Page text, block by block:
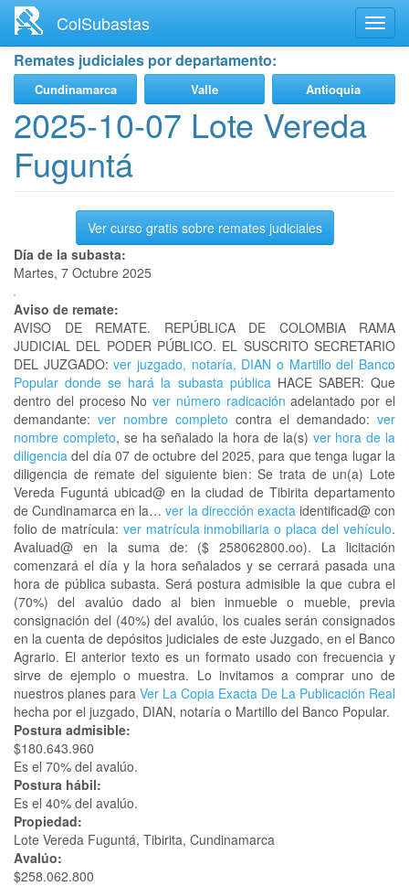
contenido
principal
ColSubastas
Remates judiciales por departamento:
Cundinamarca Valle Antioquia
2025-10-07 Lote Vereda
Fuguntá
Ver curso gratis sobre remates judiciales
Día de la subasta:
Martes, 7 Octubre 2025
Aviso de remate:
AVISO DE REMATE. REPÚBLICA DE COLOMBIA RAMA
JUDICIAL DEL PODER PÚBLICO. EL SUSCRITO SECRETARIO
DEL JUZGADO: ver juzgado, notaría, DIAN o Martillo del Banco
Popular donde se hará la subasta públicaHACE SABER: Que
dentro del proceso Nover número radicación adelantado por el
demandante: ver nombre completo contra el demandado: ver
nombre completo, se ha señalado la hora de la(s) ver hora de la
diligencia del día 07 de octubre del 2025, para que tenga lugar la
diligencia de remate del siguiente bien: Se trata de un(a) Lote
Vereda Fuguntá ubicad@ en la ciudad de Tibirita departamento
de Cundinamarca en la…ver la dirección exactaidentificad@ con
folio de matrícula: ver matrícula inmobiliaria o placa del vehículo.
Avaluad@ en la suma de: ($ 258062800.oo). La licitación
comenzará el día y la hora señalados y se cerrará pasada una
hora de pública subasta. Será postura admisible la que cubra el
(70%) del avalúo dado al bien inmueble o mueble, previa
consignación del (40%) del avalúo, los cuales serán consignados
en la cuenta de depósitos judiciales de este Juzgado, en el Banco
Agrario. El anterior texto es un formato usado con frecuencia y
sirve de ejemplo o muestra. Lo invitamos a comprar uno de
nuestros planes para Ver La Copia Exacta De La Publicación Real
hecha por el juzgado, DIAN, notaría o Martillo del Banco Popular.
Postura admisible:
$180.643.960
Es el 70% del avalúo.
Postura hábil:
Es el 40% del avalúo.
Propiedad:
Lote Vereda Fuguntá, Tibirita, Cundinamarca
Avalúo:
$258.062.800